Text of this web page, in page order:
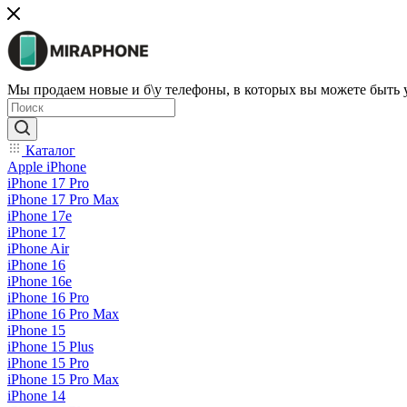
Мы продаем новые и б\у телефоны, в которых вы можете быть
Каталог
Apple iPhone
iPhone 17 Pro
iPhone 17 Pro Max
iPhone 17e
iPhone 17
iPhone Air
iPhone 16
iPhone 16e
iPhone 16 Pro
iPhone 16 Pro Max
iPhone 15
iPhone 15 Plus
iPhone 15 Pro
iPhone 15 Pro Max
iPhone 14